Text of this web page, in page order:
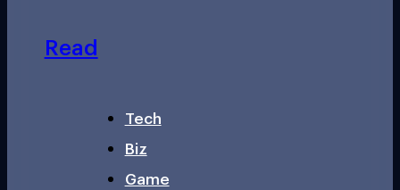
Read
Tech
Biz
Game